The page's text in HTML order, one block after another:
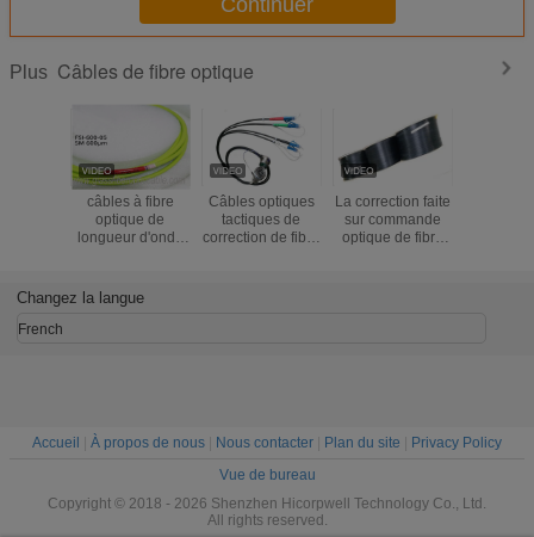
Continuer
Plus Câbles de fibre optique
câbles à fibre
optique de
longueur d'onde
Câbles optiques
tactiques de
correction de fibre
La correction faite
sur commande
optique de fibre
Changez la langue
French
Accueil À propos de nous Nous contacter Plan du site
Privacy Policy
Vue de bureau
Copyright © 2018 - 2026 Shenzhen Hicorpwell Technology Co., Ltd.
All rights reserved.